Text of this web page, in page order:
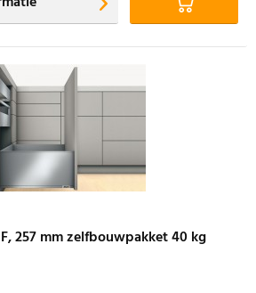
257 mm zelfbouwpakket 40 kg